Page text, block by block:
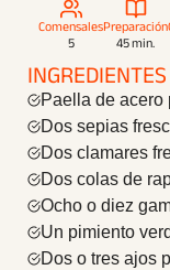
Comensales
5
Preparación
45 min.
INGREDIENTES
Paella de acero
Dos sepias
Dos clamares
Dos colas de
Ocho o diez
Un pimiento
Dos o tres ajos